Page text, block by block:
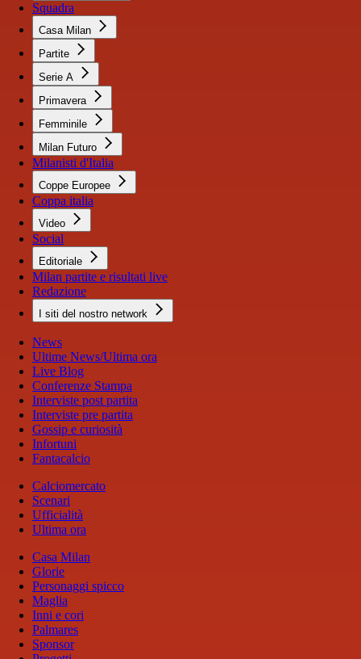
Squadra
Casa Milan
Partite
Serie A
Primavera
Femminile
Milan Futuro
Milanisti d'Italia
Coppe Europee
Coppa italia
Video
Social
Editoriale
Milan partite e risultati live
Redazione
I siti del nostro network
News
Ultime News/Ultima ora
Live Blog
Conferenze Stampa
Interviste post partita
Interviste pre partita
Gossip e curiosità
Infortuni
Fantacalcio
Calciomercato
Scenari
Ufficialità
Ultima ora
Casa Milan
Glorie
Personaggi spicco
Maglia
Inni e cori
Palmares
Sponsor